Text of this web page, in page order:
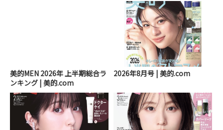
美的MEN 2026年 上半期総合ラ
ンキング | 美的.com
2026年8月号 | 美的.com